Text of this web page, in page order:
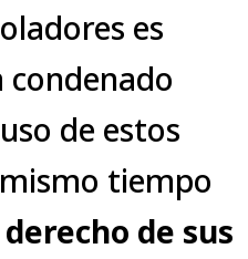
es
condenado
de estos
tiempo
de sus